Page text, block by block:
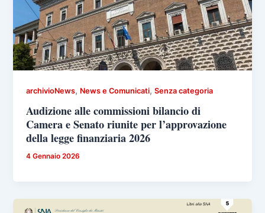
archivioNews, News e Comunicati,Senza categoria
Audizione alle commissioni bilancio di
Camera e Senato riunite per l’approvazione
della legge finanziaria 2026
4 Gennaio 2026